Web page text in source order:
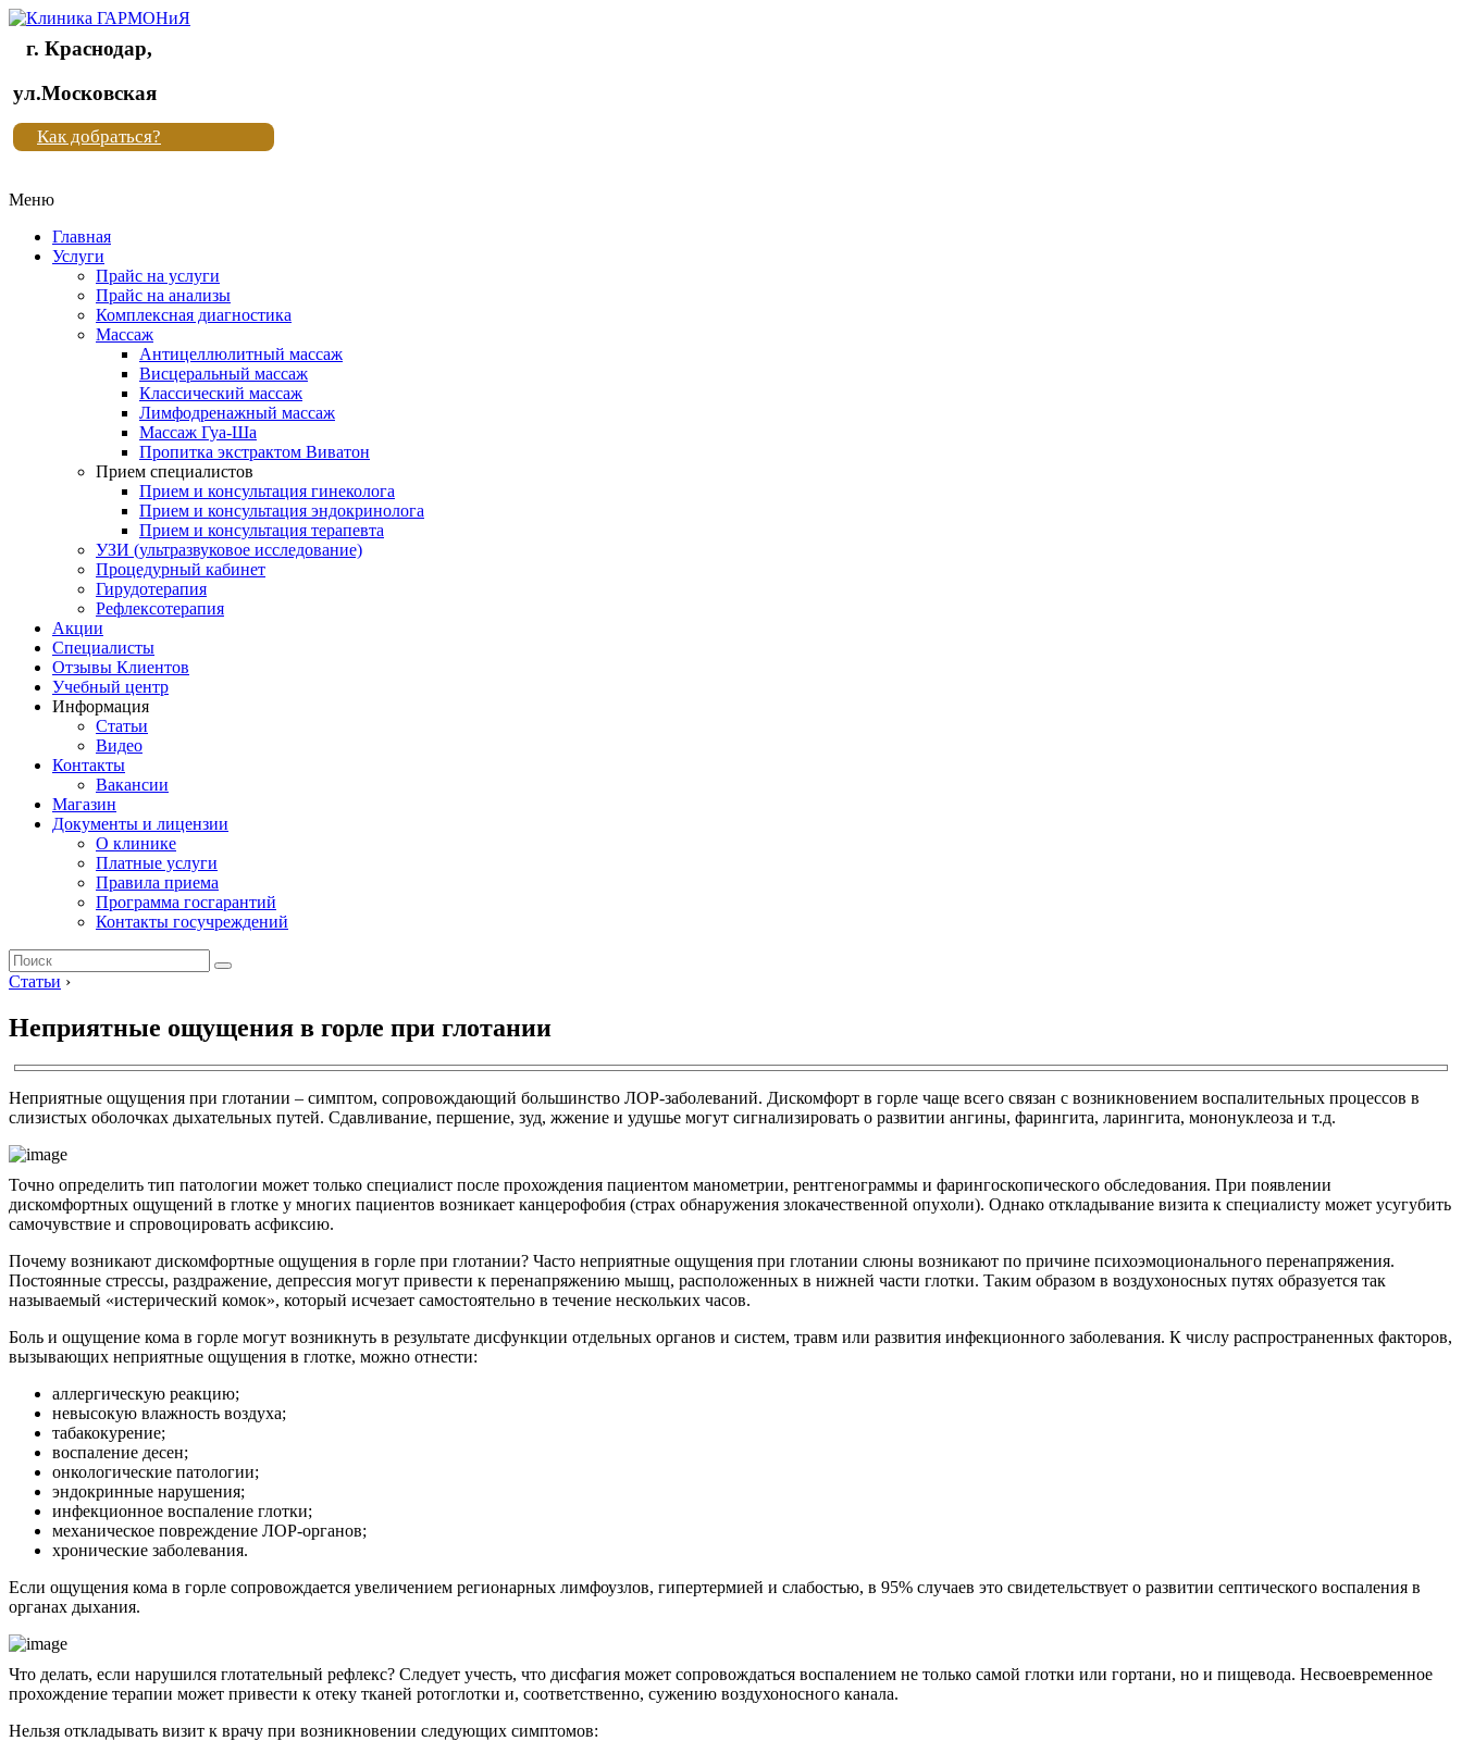
Клиника
"Новая
жизнь"
Клиника
жизнь"
г. Краснодар,
ул.Московская
Как добраться?
Меню
Главная
Услуги
Прайс на услуги
Прайс на анализы
Комплексная диагностика
Массаж
Антицеллюлитный массаж
Висцеральный массаж
Классический массаж
Лимфодренажный массаж
Массаж Гуа-Ша
Пропитка экстрактом Виватон
Прием специалистов
Прием и консультация гинеколога
Прием и консультация эндокринолога
Прием и консультация терапевта
УЗИ (ультразвуковое исследование)
Процедурный кабинет
Гирудотерапия
Рефлексотерапия
Акции
Специалисты
Отзывы Клиентов
Учебный центр
Информация
Статьи
Видео
Контакты
Вакансии
Магазин
Документы и лицензии
О клинике
Платные услуги
Правила приема
Программа госгарантий
Контакты госучреждений
Статьи ›
Неприятные ощущения в горле при глотании
Неприятные ощущения при глотании – симптом, сопровождающий большинство ЛОР-заболеваний. Дискомфорт в горле чаще всего связан с возникновением воспалительных процессов в
слизистых оболочках дыхательных путей. Сдавливание, першение, зуд, жжение и удушье могут сигнализировать о развитии ангины, фарингита, ларингита, мононуклеоза и т.д.
Точно определить тип патологии может только специалист после прохождения пациентом манометрии, рентгенограммы и фарингоскопического обследования. При появлении
дискомфортных ощущений в глотке у многих пациентов возникает канцерофобия (страх обнаружения злокачественной опухоли). Однако откладывание визита к специалисту может усугубить
самочувствие и спровоцировать асфиксию.
Почему возникают дискомфортные ощущения в горле при глотании? Часто неприятные ощущения при глотании слюны возникают по причине психоэмоционального перенапряжения.
Постоянные стрессы, раздражение, депрессия могут привести к перенапряжению мышц, расположенных в нижней части глотки. Таким образом в воздухоносных путях образуется так
называемый «истерический комок», который исчезает самостоятельно в течение нескольких часов.
Боль и ощущение кома в горле могут возникнуть в результате дисфункции отдельных органов и систем, травм или развития инфекционного заболевания. К числу распространенных факторов,
вызывающих неприятные ощущения в глотке, можно отнести:
аллергическую реакцию;
невысокую влажность воздуха;
табакокурение;
воспаление десен;
онкологические патологии;
эндокринные нарушения;
инфекционное воспаление глотки;
механическое повреждение ЛОР-органов;
хронические заболевания.
Если ощущения кома в горле сопровождается увеличением регионарных лимфоузлов, гипертермией и слабостью, в 95% случаев это свидетельствует о развитии септического воспаления в
органах дыхания.
Что делать, если нарушился глотательный рефлекс? Следует учесть, что дисфагия может сопровождаться воспалением не только самой глотки или гортани, но и пищевода. Несвоевременное
прохождение терапии может привести к отеку тканей ротоглотки и, соответственно, сужению воздухоносного канала.
Нельзя откладывать визит к врачу при возникновении следующих симптомов: